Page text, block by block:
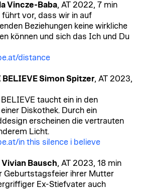
Vincze-Baba, AT 2022, 7 min
vor, dass wir in auf
Beziehungen keine wirkliche
können und sich das Ich und Du
distance
BELIEVE Simon Spitzer, AT 2023,
taucht ein in den
Diskothek. Durch ein
erscheinen die vertrauten
Licht.
in this silence i believe
Vivian Bausch, AT 2023, 18 min
Geburtstagsfeier ihrer Mutter
Ex-Stiefvater auch